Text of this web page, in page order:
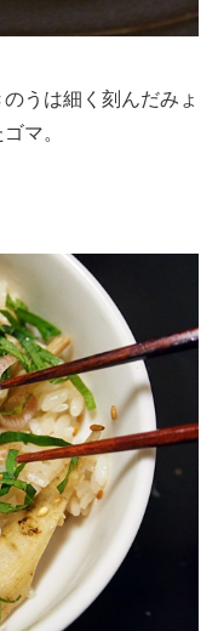
うは細く刻んだみょ
マ。